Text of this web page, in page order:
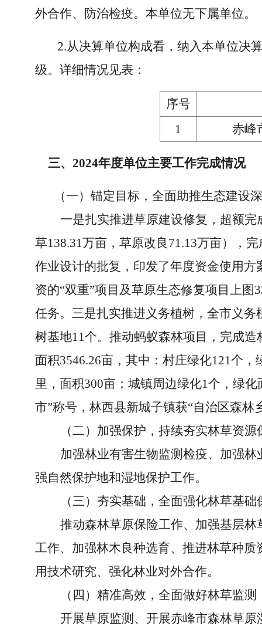
外合作、防治检疫。本单位无下属单位。
2.从决算单位构成看，纳入本单位决
级。详细情况见表：
序号
1
赤峰
三、2024年度单位主要工作完成情况
（一）锚定目标，全面助推生态建设
一是扎实推进草原建设修复，超额
草138.31万亩，草原改良71.13万亩），
作业设计的批复，印发了年度资金使用
资的“双重”项目及草原生态修复项目上
任务。三是扎实推进义务植树，全市义务
树基地11个。推动蚂蚁森林项目，完成
面积3546.26亩，其中：村庄绿化121个
里，面积300亩；城镇周边绿化1个，绿
市”称号，林西县新城子镇获“自治区森林
（二） 加强保护，持续夯实林草资源
加强林业有害生物监测检疫、加强
强自然保护地和湿地保护工作。
（三）夯实基础，全面强化林草基础
推动森林草原保险工作、加强基层
工作、加强林木良种选育、推进林草种
用技术研究、强化林业对外合作。
（四）精准高效，全面做好林草监测
开展草原监测、开展赤峰市森林草